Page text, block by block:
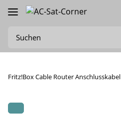
Fritz!Box Cable Router Anschlusskabel